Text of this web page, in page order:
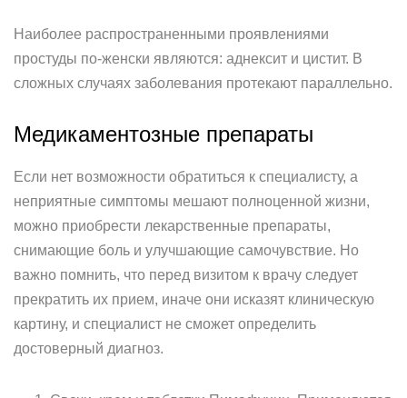
Наиболее распространенными проявлениями
простуды по-женски являются: аднексит и цистит. В
сложных случаях заболевания протекают параллельно.
Медикаментозные препараты
Если нет возможности обратиться к специалисту, а
неприятные симптомы мешают полноценной жизни,
можно приобрести лекарственные препараты,
снимающие боль и улучшающие самочувствие. Но
важно помнить, что перед визитом к врачу следует
прекратить их прием, иначе они исказят клиническую
картину, и специалист не сможет определить
достоверный диагноз.